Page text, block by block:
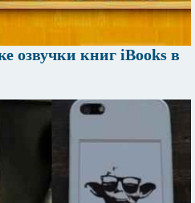
озвучки книг iBooks в